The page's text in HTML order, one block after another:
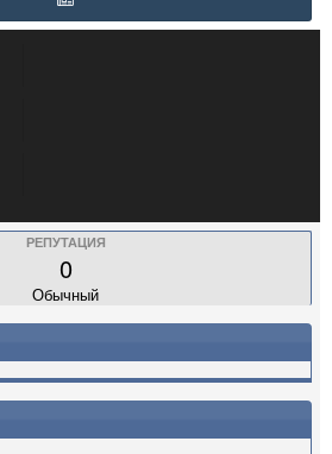
РЕПУТАЦИЯ
0
Обычный